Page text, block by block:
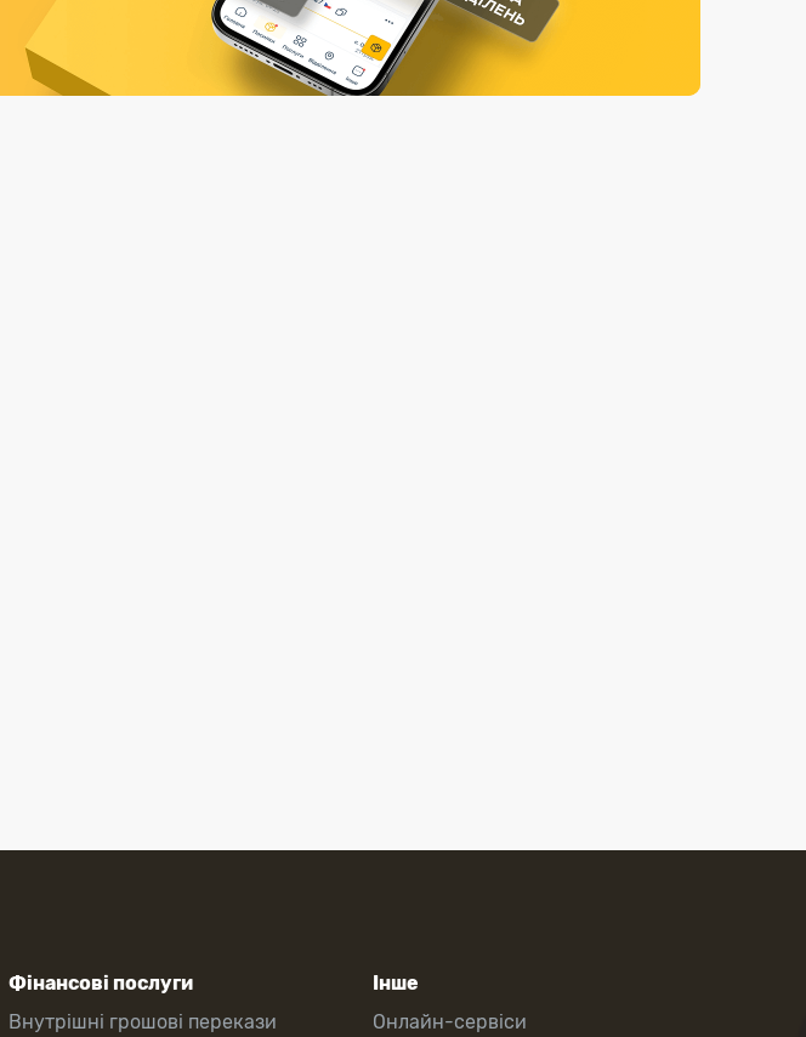
Валютно-обмінні операції
Страхові послуги
Каталог «Укрпошта Маркет»
Фінансові послуги
Внутрішні грошові перекази
Інше
Онлайн-сервіси